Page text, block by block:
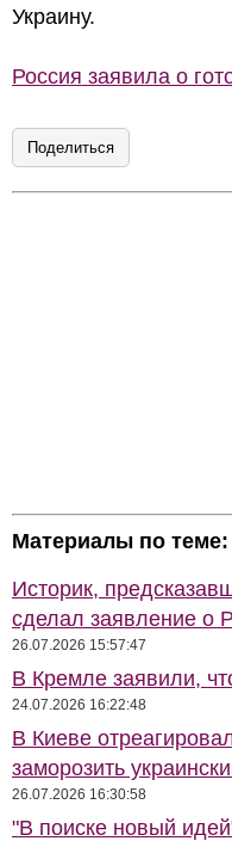
Украину.
Россия заявила о
Поделиться
Материалы по теме:
Историк,
сделал заявление о
26.07.2026 15:57:47
В Кремле заявили,
24.07.2026 16:22:48
В Киеве
заморозить
26.07.2026 16:30:58
"В поиске новый